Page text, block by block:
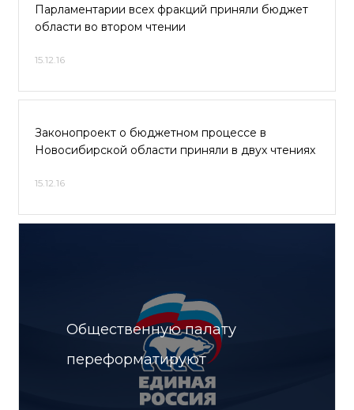
Парламентарии всех фракций приняли бюджет
области во втором чтении
15.12.16
Законопроект о бюджетном процессе в
Новосибирской области приняли в двух чтениях
15.12.16
Общественную палату
переформатируют